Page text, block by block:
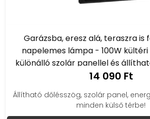
Garázsba, eresz alá, teraszra is
napelemes lámpa - 100W
különálló szolár panellel és
14 090 Ft
Állítható dőlésszög, szolár panel,
minden külső térbe!